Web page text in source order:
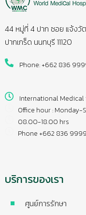
44 หมู่ที่ 4 ปาก ซอย แจ้งวั
ปากเกร็ด นนทบุรี 11120
Phone: +662 836
International Medical
Office hour : Monday-
08.00-18.00 hrs
Phone +662 836 9999
บริการของเรา
ศูนย์การรักษา